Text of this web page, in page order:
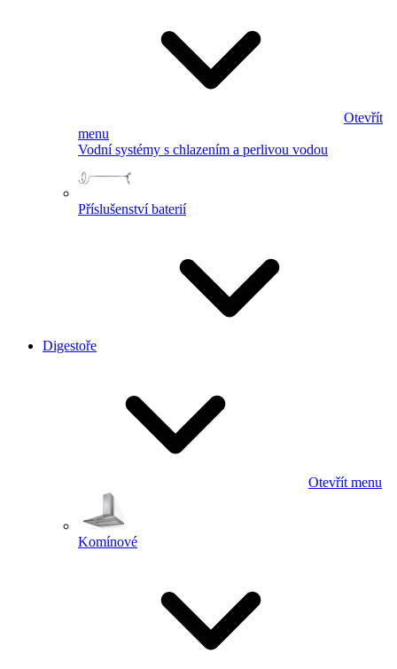
Otevřít
menu
Vodní systémy s chlazením a perlivou vodou
Příslušenství baterií
Digestoře
Otevřít menu
Komínové